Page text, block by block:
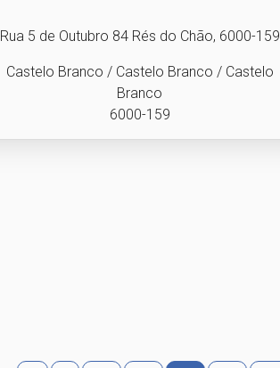
Rua 5 de Outubro 84 Rés do Chão, 6000-159
Castelo Branco / Castelo Branco / Castelo
Branco
6000-159